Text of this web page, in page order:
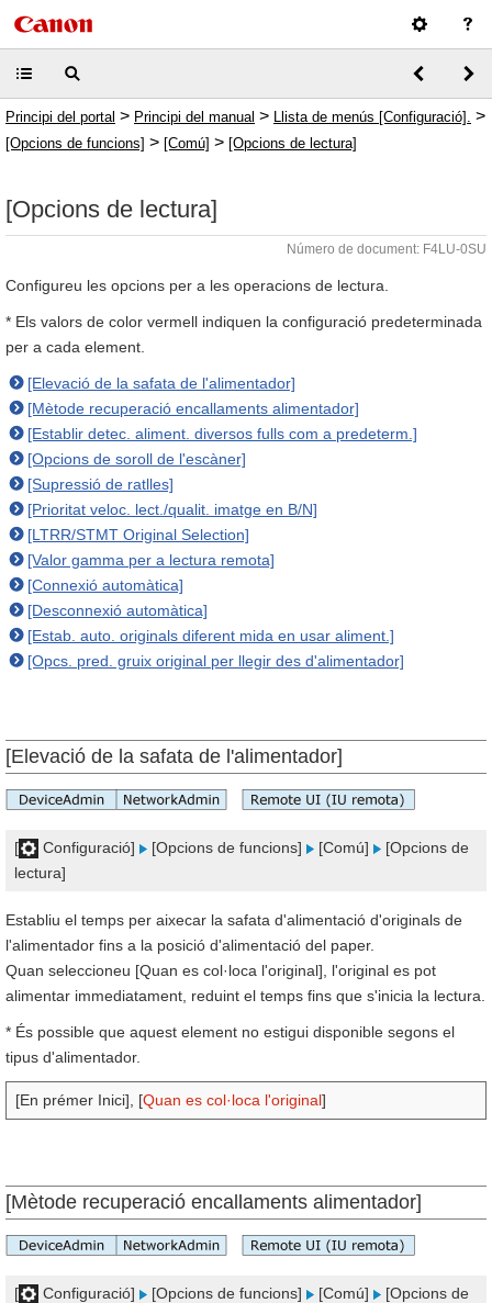
Principi del portal > Principi del manual > Llista de menús [Configuració]. >
[Opcions de funcions] > [Comú] > [Opcions de lectura]
[Opcions de lectura]
Número de document: F4LU-0SU
Configureu les opcions per a les operacions de lectura.
* Els valors de color vermell indiquen la configuració predeterminada
per a cada element.
[Elevació de la safata de l'alimentador]
[Mètode recuperació encallaments alimentador]
[Establir detec. aliment. diversos fulls com a predeterm.]
[Opcions de soroll de l'escàner]
[Supressió de ratlles]
[Prioritat veloc. lect./qualit. imatge en B/N]
[LTRR/STMT Original Selection]
[Valor gamma per a lectura remota]
[Connexió automàtica]
[Desconnexió automàtica]
[Estab. auto. originals diferent mida en usar aliment.]
[Opcs. pred. gruix original per llegir des d'alimentador]
[Elevació de la safata de l'alimentador]
[ Configuració] [Opcions de funcions] [Comú]
[Opcions de
lectura]
Establiu el temps per aixecar la safata d'alimentació d'originals de
l'alimentador fins a la posició d'alimentació del paper.
Quan seleccioneu [Quan es col·loca l'original], l'original es pot
alimentar immediatament, reduint el temps fins que s'inicia la lectura.
* És possible que aquest element no estigui disponible segons el
tipus d'alimentador.
[En prémer Inici], [Quan es col·loca l'original]
[Mètode recuperació encallaments alimentador]
[ Configuració] [Opcions de funcions] [Comú]
[Opcions de